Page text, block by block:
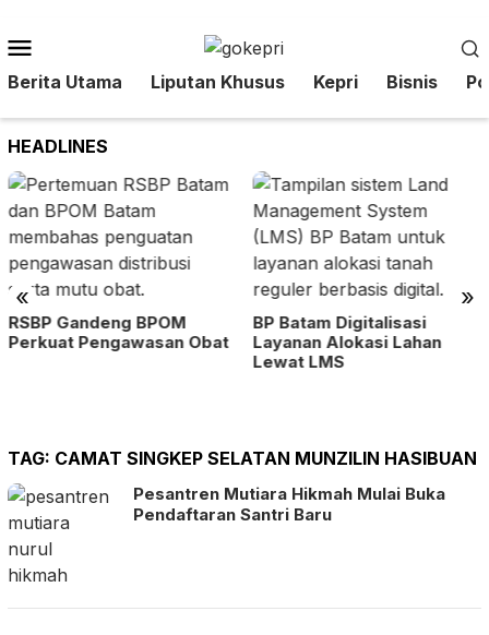
ke
Mobile
Berita Utama Liputan Khusus Kepri Bisnis
HEADLINES
« »
RSBP Gandeng BPOM
Perkuat Pengawasan Obat
BP Batam Digitalisasi
Layanan Alokasi Lahan
Lewat LMS
TAG: CAMAT SINGKEP SELATAN MUNZILIN HASIBUAN
Pesantren Mutiara Hikmah Mulai Buka
Pendaftaran Santri Baru